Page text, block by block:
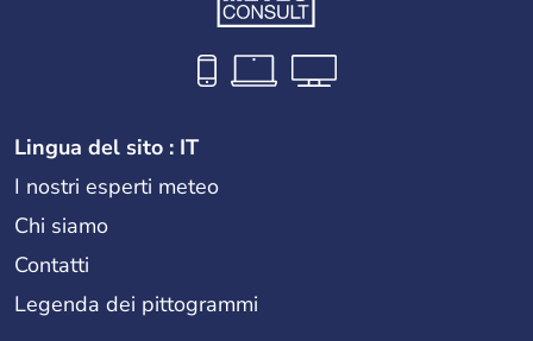
Lingua del sito : IT
I nostri esperti meteo
Chi siamo
Contatti
Legenda dei pittogrammi